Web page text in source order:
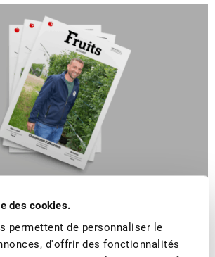
des cookies.
permettent de personnaliser le
d'offrir des fonctionnalités
des membres, Politique, Publications
3/2026 : Politique